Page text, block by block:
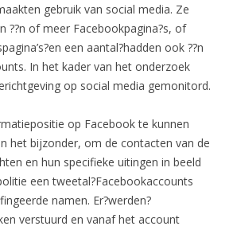
gebruik van social media. Ze
??n of meer Facebookpagina?s, of
een aantal?hadden ook ??n
In het kader van het onderzoek
op social media gemonitord.
op Facebook te kunnen
het bijzonder, om de contacten van de
en hun specifieke uitingen in beeld
een tweetal?Facebookaccounts
namen. Er?werden?
verstuurd en vanaf het account